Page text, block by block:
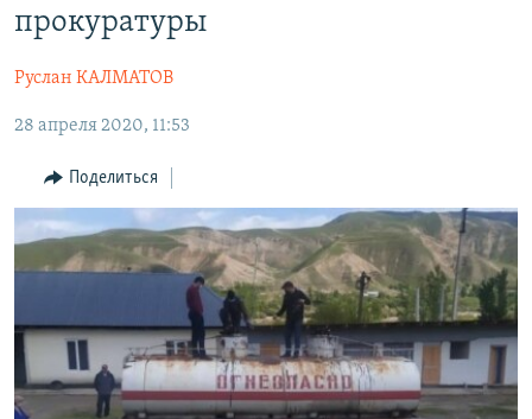
главной
Вернутся
ЎЗБЕКЧА
ТОҶИКӢ
TÜRKMENÇE
ПОДПИШИТЕСЬ НА НАС В СОЦСЕТЯХ
Все сайты РСЕ/РС
прокуратуры
Руслан КАЛМАТОВ
28 апреля 2020, 11:53
Поделиться